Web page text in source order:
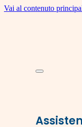
Vai al contenuto